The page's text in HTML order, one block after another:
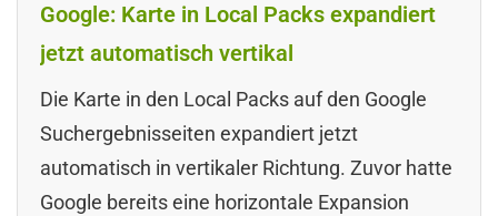
Google: Karte in Local Packs expandiert
jetzt automatisch vertikal
Die Karte in den Local Packs auf den Google
Suchergebnisseiten expandiert jetzt
automatisch in vertikaler Richtung. Zuvor hatte
Google bereits eine horizontale Expansion